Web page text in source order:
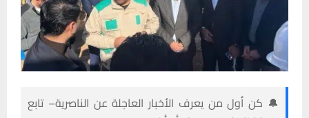
🔔 كن أول من يعرف الأخبار العاجلة عن الناصرية– تابع